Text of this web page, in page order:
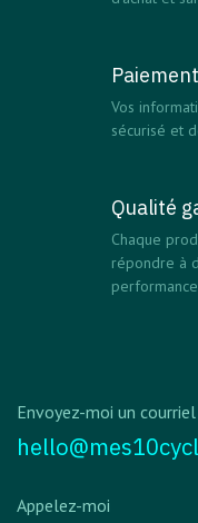
Vos
sécurisé et
Qualité
Chaque
répondre à
Envoyez-moi un courriel
Appelez-moi